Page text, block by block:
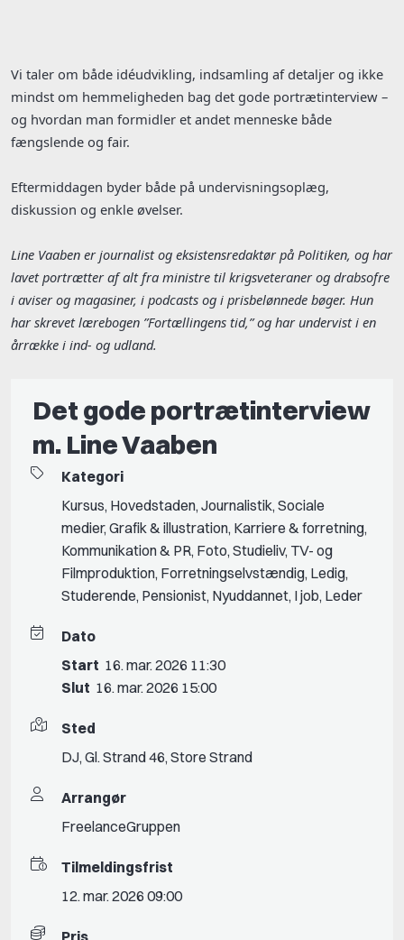
Vi taler om både idéudvikling, indsamling af detaljer og ikke
mindst om hemmeligheden bag det gode portrætinterview –
og hvordan man formidler et andet menneske både
fængslende og fair.
Eftermiddagen byder både på undervisningsoplæg,
diskussion og enkle øvelser.
Line Vaaben er journalist og eksistensredaktør på Politiken, og har
lavet portrætter af alt fra ministre til krigsveteraner og drabsofre
i aviser og magasiner, i podcasts og i prisbelønnede bøger. Hun
har skrevet lærebogen ”Fortællingens tid,” og har undervist i en
årrække i ind- og udland.
Det gode portrætinterview
m. Line Vaaben
Kategori
Kursus, Hovedstaden,Journalistik,Sociale
medier,Grafik & illustration, Karriere & forretning,
Kommunikation & PR, Foto,Studieliv, TV- og
Filmproduktion, Forretningselvstændig, Ledig,
Studerende, Pensionist, Nyuddannet, I job, Leder
Dato
Start 16. mar. 2026 11:30
Slut 16. mar. 2026 15:00
Sted
DJ, Gl. Strand 46, Store Strand
Arrangør
FreelanceGruppen
Tilmeldingsfrist
12. mar. 2026 09:00